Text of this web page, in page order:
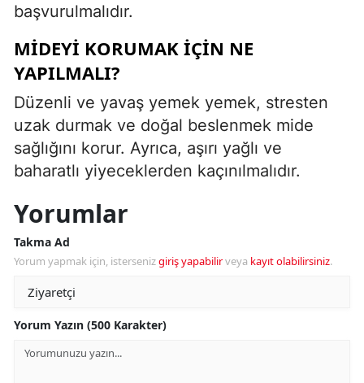
başvurulmalıdır.
MIDEYI KORUMAK IÇIN NE
YAPILMALI?
Düzenli ve yavaş yemek yemek, stresten
uzak durmak ve doğal beslenmek mide
sağlığını korur. Ayrıca, aşırı yağlı ve
baharatlı yiyeceklerden kaçınılmalıdır.
Yorumlar
Takma Ad
Yorum yapmak için, istersenizgiriş yapabilirveya kayıt olabilirsiniz.
Yorum Yazın (500 Karakter)